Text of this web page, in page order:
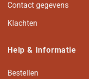
Contact gegevens
Klachten
Help & Informatie
Bestellen